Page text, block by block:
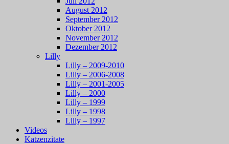
August 2012
September 2012
Oktober 2012
November 2012
Dezember 2012
Lilly
Lilly – 2009-2010
Lilly – 2006-2008
Lilly – 2001-2005
Lilly – 2000
Lilly – 1999
Lilly – 1998
Lilly – 1997
Videos
Katzenzitate